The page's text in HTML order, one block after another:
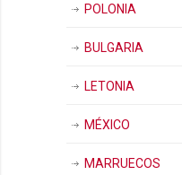
POLONIA
BULGARIA
LETONIA
MÉXICO
MARRUECOS